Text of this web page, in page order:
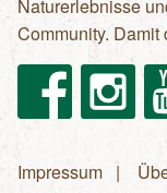
Naturerlebnisse
Community.
FacebookInstagram
Impressum